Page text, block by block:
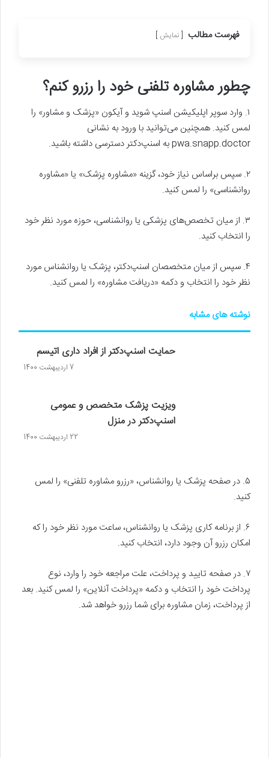
فهرست مطالب نمایش
چطور مشاوره تلفنی خود را رزرو کنم؟
۱. وارد سوپر اپلیکیشن اسنپ شوید و آیکون «پزشک و مشاور» را
لمس کنید. همچنین می‌توانید با ورود به نشانی
pwa.snapp.doctor به اسنپ‌دکتر دسترسی داشته باشید.
۲. سپس براساس نیاز خود، گزینه «مشاوره پزشک» یا «مشاوره
روانشناسی» را لمس کنید.
۳. از میان تخصص‌های پزشکی یا روانشناسی، حوزه مورد نظر خود
را انتخاب کنید.
۴. سپس از میان متخصصان اسنپ‌دکتر، پزشک یا روانشناس مورد
نظر خود را انتخاب و دکمه «دریافت مشاوره» را لمس کنید.
نوشته های مشابه
حمایت اسنپ‌دکتر از افراد داری اتیسم
7 اردیبهشت 1400
ویزیت پزشک متخصص و عمومی
اسنپ‌دکتر در منزل
22 اردیبهشت 1400
۵. در صفحه پزشک یا روانشناس، «رزرو مشاوره تلفنی» را لمس
کنید.
۶. از برنامه کاری پزشک یا روانشناس، ساعت مورد نظر خود را که
امکان رزرو آن وجود دارد، انتخاب کنید.
۷. در صفحه تایید و پرداخت، علت مراجعه خود را وارد، نوع
پرداخت خود را انتخاب و دکمه «پرداخت آنلاین» را لمس کنید. بعد
از پرداخت، زمان مشاوره برای شما رزرو خواهد شد.